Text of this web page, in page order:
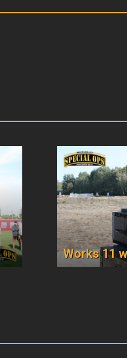
Works 11